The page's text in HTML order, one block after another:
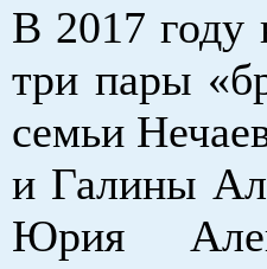
В 2017 году
три пары
семьи
и Галины
Юрия